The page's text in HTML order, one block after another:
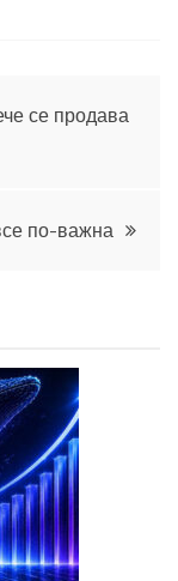
се продава
по-важна